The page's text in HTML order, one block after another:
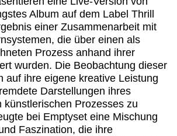
Album auf dem Label Thrill
einer Zusammenarbeit mit
die über einen als
Prozess anhand ihrer
wurden. Die Beobachtung dieser
auf ihre eigene kreative Leistung
Darstellungen ihres
künstlerischen Prozesses zu
bei Emptyset eine Mischung
Faszination, die ihre